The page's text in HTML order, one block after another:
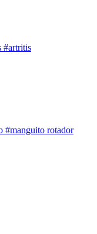
#artritis
#manguito rotador